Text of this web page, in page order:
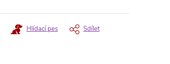
Hlídací pes Sdílet